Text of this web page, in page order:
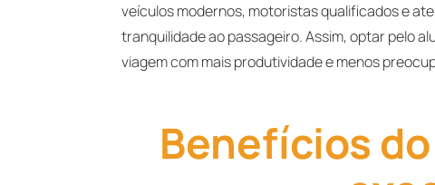
veículos modernos, motoristas qualificados e
tranquilidade ao passageiro. Assim, optar pelo
viagem com mais produtividade e menos
Benefícios